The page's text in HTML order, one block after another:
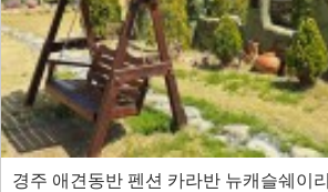
경주 애견동반 펜션 카라반 뉴캐슬쉐이리